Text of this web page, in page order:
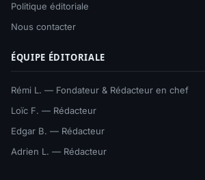
Politique éditoriale
Nous contacter
ÉQUIPE ÉDITORIALE
Rémi L. — Fondateur & Rédacteur en chef
Loïc F. — Rédacteur
Edgar B. — Rédacteur
Adrien L. — Rédacteur